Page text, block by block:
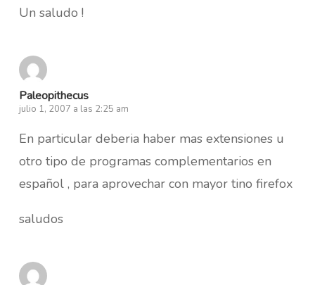
Un saludo !
Paleopithecus
julio 1, 2007 a las 2:25 am
En particular deberia haber mas extensiones u
otro tipo de programas complementarios en
español , para aprovechar con mayor tino firefox
saludos